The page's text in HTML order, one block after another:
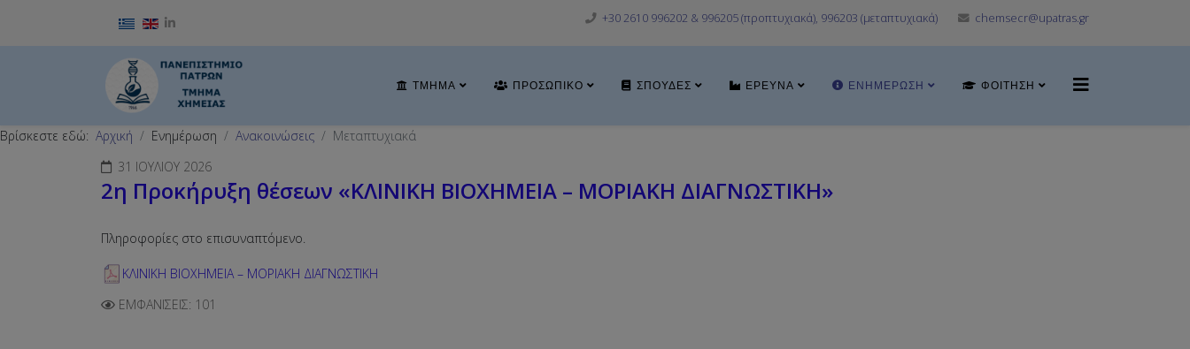
Επιλέξτε τη γλώσσα σας +30 2610 996202 & 996205 (προπτυχιακά), 996203 (μεταπτυχιακά) chemsecr@upatras.gr
ΤΜΉΜΑ ΠΡΟΣΩΠΙΚΌ ΣΠΟΥΔΈΣ ΈΡΕΥΝΑ ΕΝΗΜΈΡΩΣΗ ΦΟΊΤΗΣΗ
Βρίσκεστε εδώ: Αρχική Ενημέρωση Ανακοινώσεις
Μεταπτυχιακά
31 ΙΟΥΛΊΟΥ 2026
2η Προκήρυξη θέσεων «ΚΛΙΝΙΚΗ ΒΙΟΧΗΜΕΙΑ – ΜΟΡΙΑΚΗ ΔΙΑΓΝΩΣΤΙΚΗ»
Πληροφορίες στο επισυναπτόμενο.
ΚΛΙΝΙΚΗ ΒΙΟΧΗΜΕΙΑ – ΜΟΡΙΑΚΗ ΔΙΑΓΝΩΣΤΙΚΗ
ΕΜΦΑΝΊΣΕΙΣ: 101